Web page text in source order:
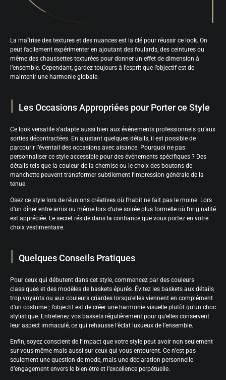
La maîtrise des textures et des nuances est la clé pour réussir ce look. On
peut facilement expérimenter en ajoutant des foulards, des ceintures ou
même des chaussettes texturées pour donner un effet de dimension à
l’ensemble. Cependant, gardez toujours à l’esprit que l’objectif est de
maintenir une harmonie globale.
Les Occasions Appropriées pour Porter ce Style
Ce look versatile s’adapte aussi bien aux événements professionnels qu’aux
sorties décontractées. En ajustant quelques détails, il est possible de
parcourir l’éventail des occasions avec aisance. Pourquoi ne pas
personnaliser ce style accessible pour des événements spécifiques ? Des
détails tels que la couleur de la chemise ou le choix des boutons de
manchette peuvent transformer subtilement l’impression générale de la
tenue.
Osez ce style lors de réunions créatives où l’habit ne fait pas le moine. Lors
d’un dîner entre amis ou même lors d’une soirée plus formelle où l’originalité
est appréciée. Le secret réside dans la confiance que vous portez en votre
choix vestimentaire.
Quelques Conseils Pratiques
Pour ceux qui débutent dans cet style, commencez par des couleurs
classiques et des modèles de baskets épurés. Évitez les baskets aux détails
trop voyants ou aux couleurs criardes lorsqu’elles viennent en complément
d’un costume ; l’objectif est de créer une harmonie visuelle plutôt qu’un choc
stylistique. Entretenez vos baskets régulièrement pour qu’elles conservent
leur aspect immaculé, ce qui rehausse l’éclat luxueux de l’ensemble.
Enfin, soyez conscient de l’impact que votre style peut avoir non seulement
sur vous-même mais aussi sur ceux qui vous entourent. Ce n’est pas
seulement une question de mode, mais une déclaration personnelle
d’engagement envers le bien-être et l’excellence perpétuelle.